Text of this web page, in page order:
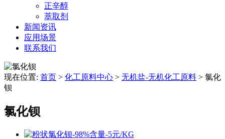
正辛醇
萃取剂
新闻资讯
应用场景
联系我们
现在位置: 首页 > 化工原料中心 > 无机盐-无机化工原料 > 氯化
钡
氯化钡